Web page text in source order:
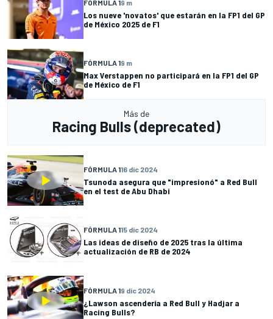
FÓRMULA 19 m
Los nueve 'novatos' que estarán en la FP1 del GP
de México 2025 de F1
FÓRMULA 19 m
Max Verstappen no participará en la FP1 del GP
de México de F1
Más de
Racing Bulls (deprecated)
FÓRMULA 116 dic 2024
Tsunoda asegura que "impresionó" a Red Bull
en el test de Abu Dhabi
FÓRMULA 115 dic 2024
Las ideas de diseño de 2025 tras la última
actualización de RB de 2024
FÓRMULA 19 dic 2024
¿Lawson ascendería a Red Bull y Hadjar a
Racing Bulls?